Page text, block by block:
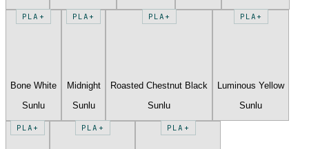
PLA+
Bone White
Sunlu
PLA+
Midnight
Sunlu
PLA+
Roasted Chestnut Black
Sunlu
PLA+
Luminous Yellow
Sunlu
PLA+ PLA+ PLA+